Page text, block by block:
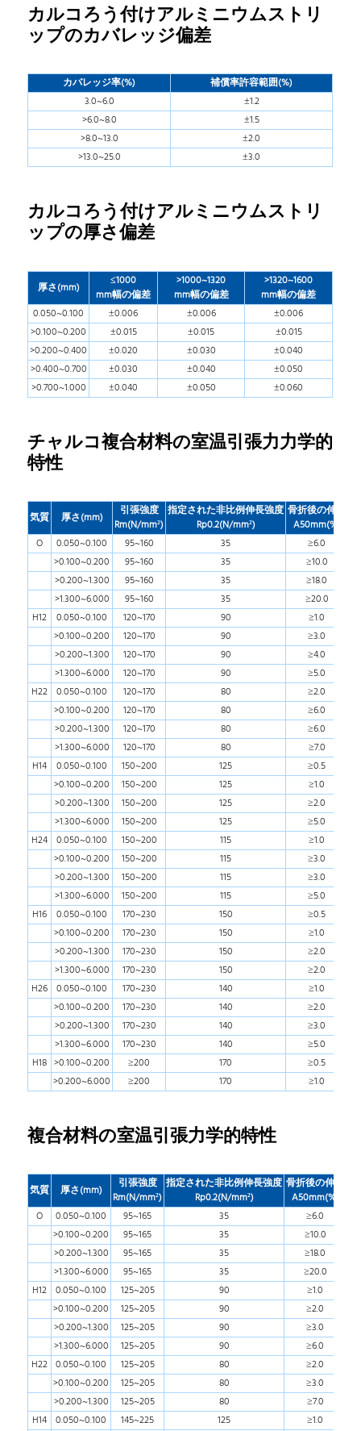
カルコろう付けアルミニウムストリ
ップのカバレッジ偏差
カバレッジ率(%)
補償率許容範囲(%)
3.0~6.0
±1.2
>6.0~8.0
±1.5
>8.0~13.0
±2.0
>13.0~25.0
±3.0
カルコろう付けアルミニウムストリ
ップの厚さ偏差
厚さ(mm)
≤1000
mm幅の偏差
>1000~1320
mm幅の偏差
>1320~1600
mm幅の偏差
0.050~0.100
±0.006 ±0.006
±0.006
>0.100~0.200
±0.015 ±0.015
±0.015
>0.200~0.400
±0.020 ±0.030
±0.040
>0.400~0.700
±0.030 ±0.040
±0.050
>0.700~1.000
±0.040 ±0.050 ±0.060
チャルコ複合材料の室温引張力力学的
特性
気質 厚さ(mm)
引張強度
Rm(N/mm²)
指定された非比例伸長強度
Rp0.2(N/mm²)
骨折後の伸長
A50mm(%)
O
0.050~0.100 95~160 35
≥6.0
>0.100~0.200
95~160 35
≥10.0
>0.200~1.300
95~160 35
≥18.0
>1.300~6.000
95~160 35
≥20.0
H12
0.050~0.100 120~170 90
≥1.0
>0.100~0.200
120~170 90
≥3.0
>0.200~1.300
120~170 90
≥4.0
>1.300~6.000
120~170 90
≥5.0
H22 0.050~0.100 120~170 80
≥2.0
>0.100~0.200
120~170 80
≥6.0
>0.200~1.300
120~170 80
≥6.0
>1.300~6.000
120~170 80
≥7.0
H14
0.050~0.100 150~200 125
≥0.5
>0.100~0.200
150~200 125
≥1.0
>0.200~1.300
150~200 125
≥2.0
>1.300~6.000
150~200 125
≥5.0
H24 0.050~0.100 150~200 115
≥1.0
>0.100~0.200
150~200 115
≥3.0
>0.200~1.300
150~200 115
≥3.0
>1.300~6.000
150~200 115
≥5.0
H16
0.050~0.100 170~230 150
≥0.5
>0.100~0.200
170~230 150
≥1.0
>0.200~1.300
170~230 150
≥2.0
>1.300~6.000
170~230 150
≥2.0
H26 0.050~0.100 170~230 140
≥1.0
>0.100~0.200
170~230 140
≥2.0
>0.200~1.300
170~230 140
≥3.0
>1.300~6.000
170~230 140
≥5.0
H18 >0.100~0.200 ≥200 170
≥0.5
>0.200~6.000
≥200 170 ≥1.0
複合材料の室温引張力学的特性
気質 厚さ(mm)
引張強度
Rm(N/mm²)
指定された非比例伸長強度
Rp0.2(N/mm²)
骨折後の伸長
A50mm(%)
O
0.050~0.100 95~165 35
≥6.0
>0.100~0.200
95~165 35
≥10.0
>0.200~1.300
95~165 35
≥18.0
>1.300~6.000
95~165 35
≥20.0
H12 0.050~0.100 125~205 90
≥1.0
>0.100~0.200
125~205 90
≥2.0
>0.200~1.300
125~205 90
≥3.0
>1.300~6.000
125~205 90
≥6.0
H22 0.050~0.100 125~205 80
≥2.0
>0.100~0.200
125~205 80
≥3.0
>0.200~1.300
125~205 80
≥7.0
H14 0.050~0.100 145~225 125 ≥1.0